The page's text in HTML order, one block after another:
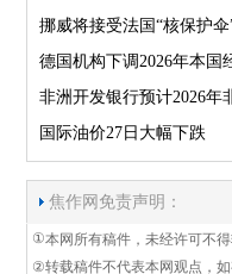
挪威将接受法国“核保护伞
德国机构下调2026年本国
非洲开发银行预计2026年
国际油价27日大幅下跌
焦作网免责声明：
①本网所有稿件，未经许可不得
②转载稿件不代表本网观点，